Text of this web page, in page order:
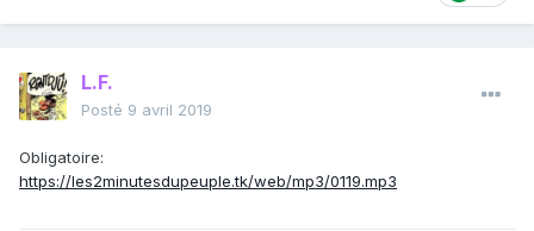
L.F.
Posté 9 avril 2019
Obligatoire:
https://les2minutesdupeuple.tk/web/mp3/0119.mp3